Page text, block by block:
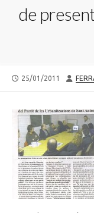
de
PUBLISHED
25/01/2011